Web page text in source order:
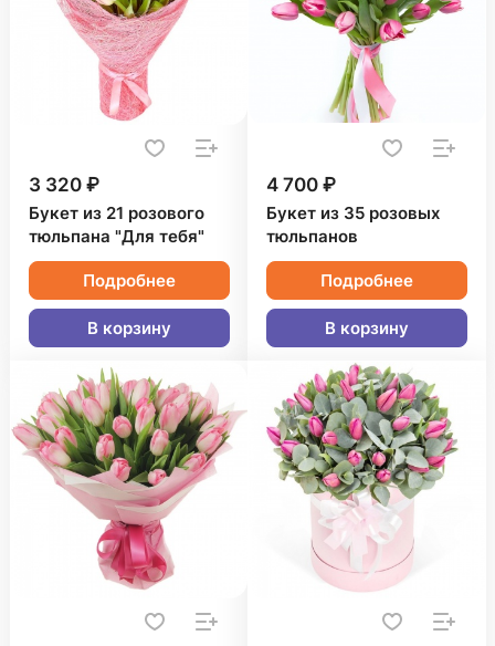
3 320 ₽
Букет из 21 розового
тюльпана "Для тебя"
Подробнее
В корзину
4 700 ₽
Букет из 35 розовых
тюльпанов
Подробнее
В корзину